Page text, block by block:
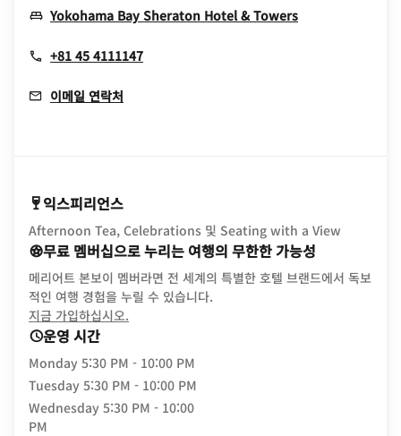
Yokohama Bay Sheraton Hotel & TowersOpens In New
+81 45 4111147
이메일 연락처
익스피리언스
Afternoon Tea, Celebrations 및 Seating with a View
무료 멤버십으로 누리는 여행의 무한한 가능성
메리어트 본보이 멤버라면 전 세계의 특별한 호텔 브랜드에서 독보
적인 여행 경험을 누릴 수 있습니다.
지금 가입하십시오.
운영 시간
Monday 5:30 PM - 10:00 PM
Tuesday 5:30 PM - 10:00 PM
Wednesday 5:30 PM - 10:00
PM